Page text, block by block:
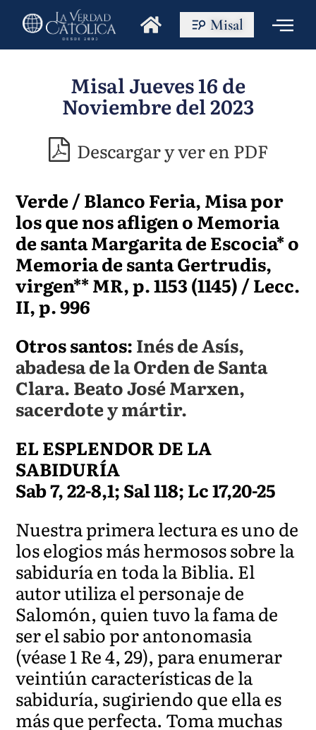
Misal
Misal Jueves 16 de
Noviembre del 2023
Descargar y ver en PDF
Verde / Blanco Feria, Misa por
los que nos afligen o Memoria
de santa Margarita de Escocia* o
Memoria de santa Gertrudis,
virgen** MR, p. 1153 (1145) / Lecc.
II, p. 996
Otros santos:Inés de Asís,
abadesa de la Orden de Santa
Clara. Beato José Marxen,
sacerdote y mártir.
EL ESPLENDOR DE LA
SABIDURÍA
Sab 7, 22-8,1; Sal 118; Lc 17,20-25
Nuestra primera lectura es uno de
los elogios más hermosos sobre la
sabiduría en toda la Biblia. El
autor utiliza el personaje de
Salomón, quien tuvo la fama de
ser el sabio por antonomasia
(véase 1 Re 4, 29), para enumerar
veintiún características de la
sabiduría, sugiriendo que ella es
más que perfecta. Toma muchas